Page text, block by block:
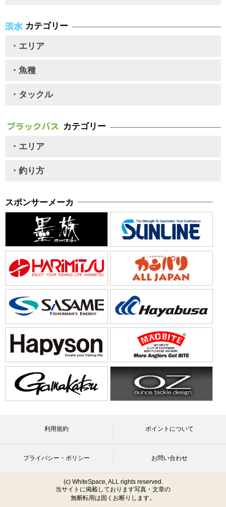
カテゴリー
・エリア
・魚種
・タックル
カテゴリー
・エリア
・釣り方
スポンサーメーカ
利用規約 ポイントについて
プライバシー・ポリシー お問い合わせ
(c) WhiteSpace, ALL rights reserved.
当サイトに掲載しております写真・文章の
無断転用は固くお断りします。